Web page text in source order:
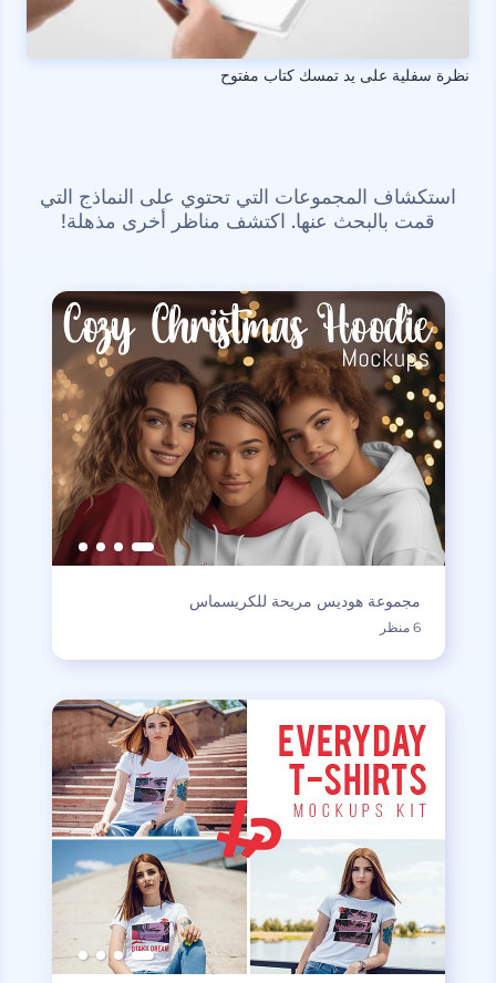
نظرة سفلية على يد تمسك كتاب مفتوح
استكشاف المجموعات التي تحتوي على النماذج التي
قمت بالبحث عنها. اكتشف مناظر أخرى مذهلة!
مجموعة هوديس مريحة للكريسماس
6 منظر